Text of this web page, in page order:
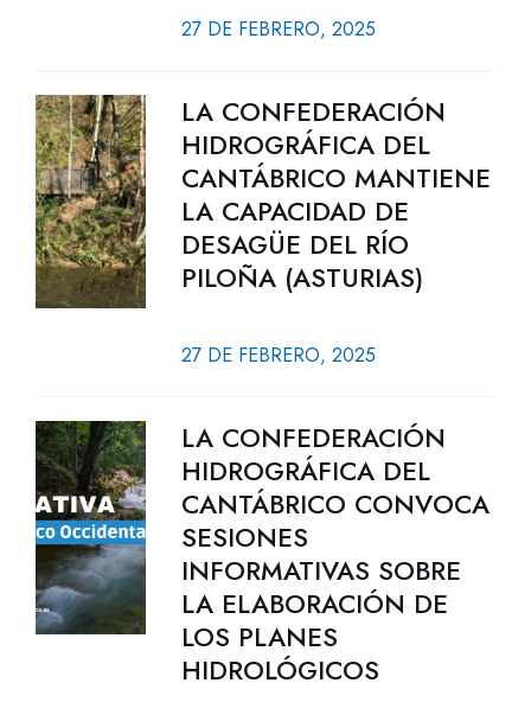
27 DE FEBRERO, 2025
LA CONFEDERACIÓN
HIDROGRÁFICA DEL
CANTÁBRICO MANTIENE
LA CAPACIDAD DE
DESAGÜE DEL RÍO
PILOÑA (ASTURIAS)
27 DE FEBRERO, 2025
LA CONFEDERACIÓN
HIDROGRÁFICA DEL
CANTÁBRICO CONVOCA
SESIONES
INFORMATIVAS SOBRE
LA ELABORACIÓN DE
LOS PLANES
HIDROLÓGICOS